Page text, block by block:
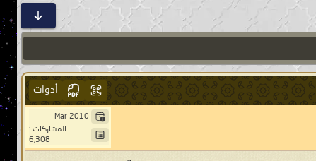
أدوات
Mar 2010
المشاركات :
6,308